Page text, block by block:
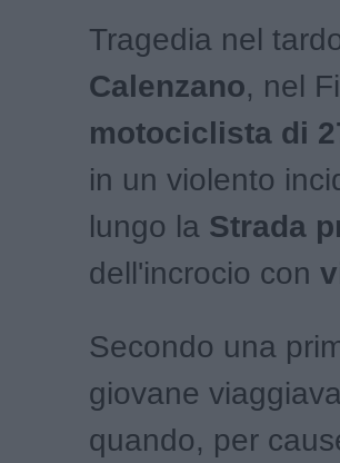
Tragedia nel
Calenzano, nel
motociclista di
in un violento
lungo la Strada
dell'incrocio con
Secondo una
giovane
quando, per